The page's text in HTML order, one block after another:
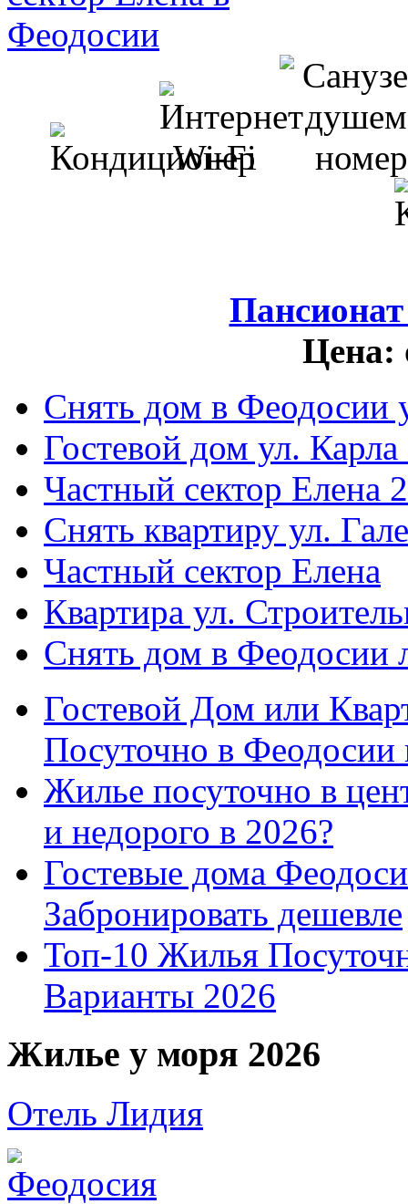
Цена:
Снять дом в Феодосии
Гостевой дом ул.
Частный сектор Елена 2
Снять квартиру ул.
Частный сектор Елена
Квартира ул.
Снять дом в Феодосии
Гостевой Дом или
Посуточно в Феодосии
Жилье посуточно в
и недорого в 2026?
Гостевые дома
Забронировать дешевле
Топ-10 Жилья
Варианты 2026
Жилье у моря 2026
Отель Лидия